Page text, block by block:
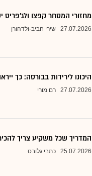
מחזורי המסחר קפצו
27.07.2026 שירי חביב-ולדהורן
היכונו לירידות בבורסה: כך
27.07.2026 רם מורי
המדריך שכל משקיע צריך להכיר - ועוד 4 כתבות על
25.07.2026 כתבי גלובס